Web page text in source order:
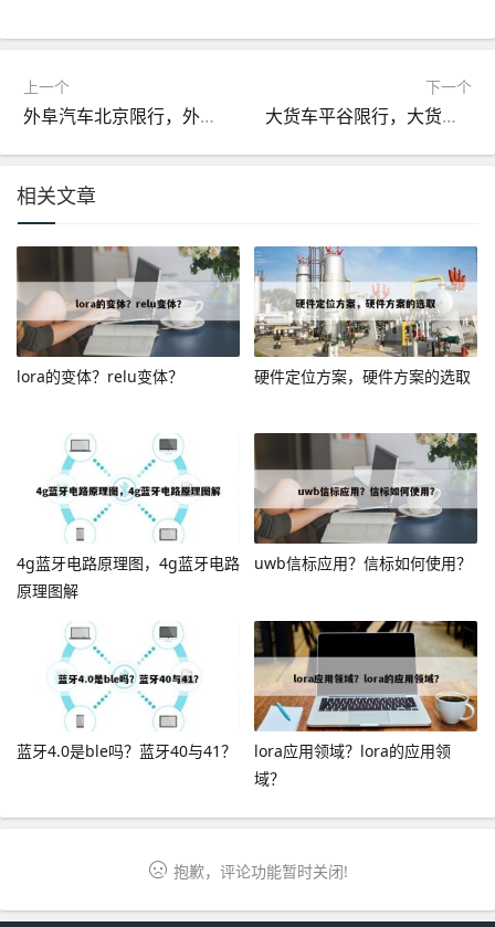
上一个
外阜汽车北京限行，外阜机动车北京限行
下一个
大货车平谷限行，大货车平谷限行规定
相关文章
lora的变体？relu变体？ 硬件定位方案，硬件方案的选取
4g蓝牙电路原理图，4g蓝牙电路
原理图解
uwb信标应用？信标如何使用？
蓝牙4.0是ble吗？蓝牙40与41？
lora应用领域？lora的应用领
域？
抱歉，评论功能暂时关闭!